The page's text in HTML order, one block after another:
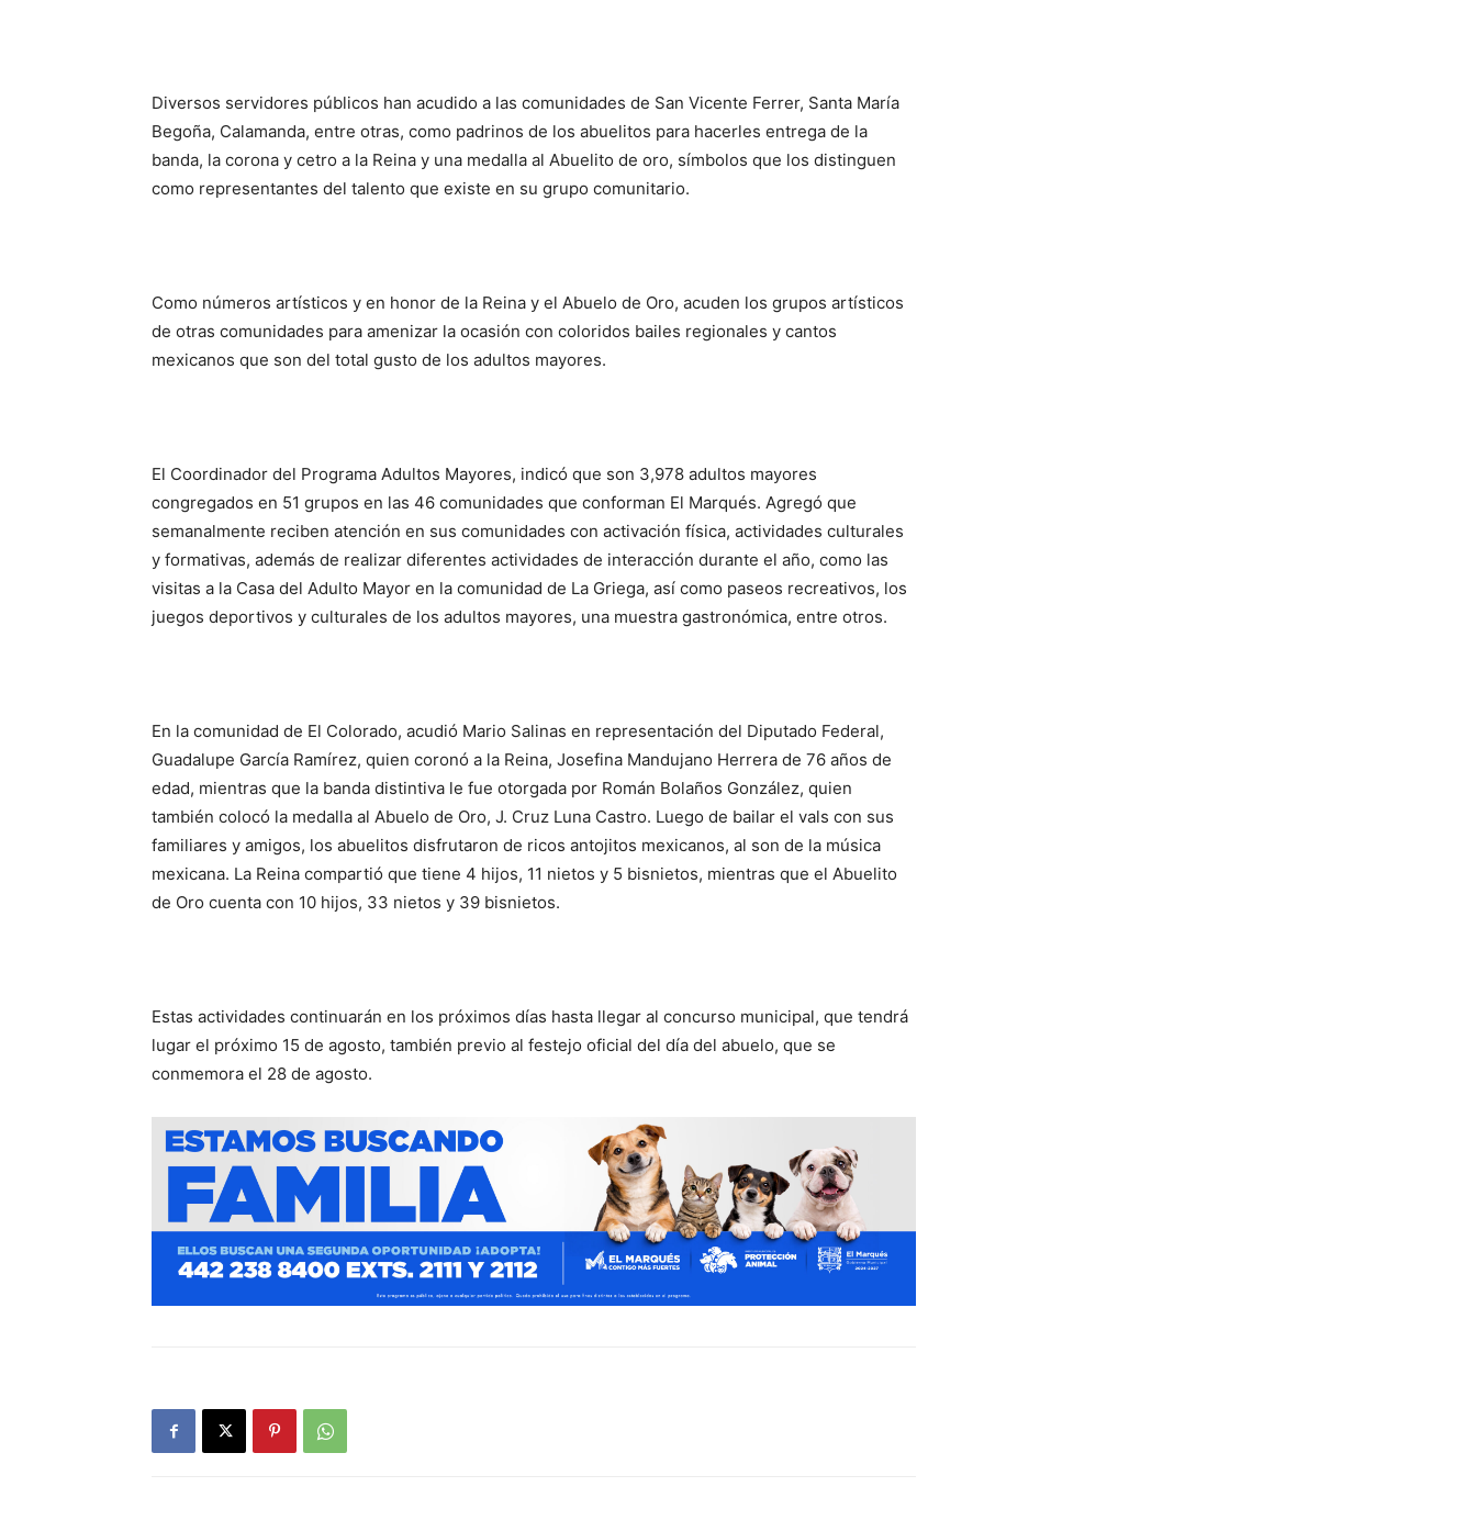
Diversos servidores públicos han acudido a las comunidades de San Vicente Ferrer, Santa María
Begoña, Calamanda, entre otras, como padrinos de los abuelitos para hacerles entrega de la
banda, la corona y cetro a la Reina y una medalla al Abuelito de oro, símbolos que los distinguen
como representantes del talento que existe en su grupo comunitario.
Como números artísticos y en honor de la Reina y el Abuelo de Oro, acuden los grupos artísticos
de otras comunidades para amenizar la ocasión con coloridos bailes regionales y cantos
mexicanos que son del total gusto de los adultos mayores.
El Coordinador del Programa Adultos Mayores, indicó que son 3,978 adultos mayores
congregados en 51 grupos en las 46 comunidades que conforman El Marqués. Agregó que
semanalmente reciben atención en sus comunidades con activación física, actividades culturales
y formativas, además de realizar diferentes actividades de interacción durante el año, como las
visitas a la Casa del Adulto Mayor en la comunidad de La Griega, así como paseos recreativos, los
juegos deportivos y culturales de los adultos mayores, una muestra gastronómica, entre otros.
En la comunidad de El Colorado, acudió Mario Salinas en representación del Diputado Federal,
Guadalupe García Ramírez, quien coronó a la Reina, Josefina Mandujano Herrera de 76 años de
edad, mientras que la banda distintiva le fue otorgada por Román Bolaños González, quien
también colocó la medalla al Abuelo de Oro, J. Cruz Luna Castro. Luego de bailar el vals con sus
familiares y amigos, los abuelitos disfrutaron de ricos antojitos mexicanos, al son de la música
mexicana. La Reina compartió que tiene 4 hijos, 11 nietos y 5 bisnietos, mientras que el Abuelito
de Oro cuenta con 10 hijos, 33 nietos y 39 bisnietos.
Estas actividades continuarán en los próximos días hasta llegar al concurso municipal, que tendrá
lugar el próximo 15 de agosto, también previo al festejo oficial del día del abuelo, que se
conmemora el 28 de agosto.